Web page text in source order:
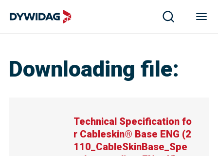
Downloading file:
Technical Specification fo
r Cableskin® Base ENG (2
110_CableSkinBase_Spe